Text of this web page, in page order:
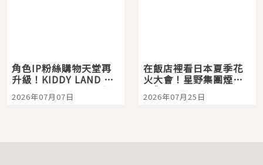
角色IP粉絲購物天堂再
升級！KIDDY LAND 原
宿店吉伊卡哇迎客，新
開幕 OMOKADO 店3分
2026年07月07日
在飯店裡看日本夏季花
火大會！星野集團煙火
景觀飯店6選，讓你不用
人擠人悠閒欣賞
2026年07月25日